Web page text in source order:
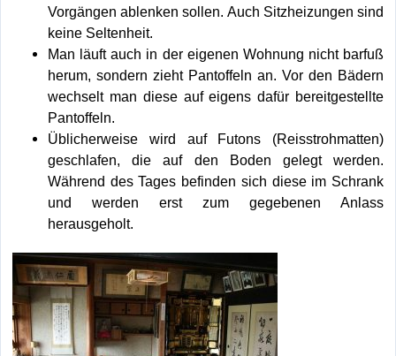
Vorgängen ablenken sollen. Auch Sitzheizungen sind
keine Seltenheit.
Man läuft auch in der eigenen Wohnung nicht barfuß
herum, sondern zieht Pantoffeln an. Vor den Bädern
wechselt man diese auf eigens dafür bereitgestellte
Pantoffeln.
Üblicherweise wird auf Futons (Reisstrohmatten)
geschlafen, die auf den Boden gelegt werden.
Während des Tages befinden sich diese im Schrank
und werden erst zum gegebenen Anlass
herausgeholt.